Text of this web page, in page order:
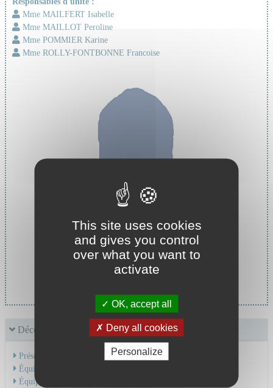
Mme MAILFERT Isabelle
Mme MAILLOT Peroline
Mme POMMIER Karine
Mme ROLLY-FONTBONNE Francoise
Cheffe de service :
Pr BARJAT Tiphaine
Découvrir le service
Présentation de l'activité
Équipe Médicale
Équipe Soignante
This site uses cookies
and gives you control
over what you want to
activate
OK, accept all
Deny all cookies
Personalize